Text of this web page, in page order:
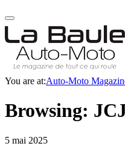
You are at:Auto-Moto
Browsing:
5 mai 2025